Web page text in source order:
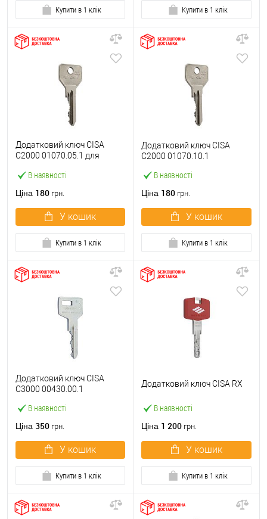
Купити в 1 клік Купити в 1 клік
В наявності
Додатковий ключ CISA
C2000 01070.05.1 для
Ціна 180 грн.
У кошик
Купити в 1 клік
В наявності
Додатковий ключ CISA
C2000 01070.10.1
Ціна 180 грн.
У кошик
Купити в 1 клік
В наявності
Додатковий ключ CISA
C3000 00430.00.1
Ціна 350 грн.
У кошик
Купити в 1 клік
В наявності
Додатковий ключ CISA RX
Ціна 1 200 грн.
У кошик
Купити в 1 клік